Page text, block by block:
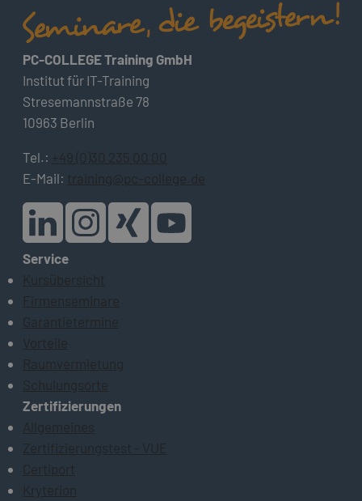
PC-COLLEGE Training GmbH
Institut für IT-Training
Stresemannstraße 78
10963 Berlin
Tel.: +49 (0)30 235 00 00
E-Mail: training@pc-college.de
Service
Kursübersicht
Firmenseminare
Garantietermine
Vorteile
Raumvermietung
Schulungsorte
Zertifizierungen
Allgemeines
Zertifizierungstest - VUE
Certiport
Kryterion